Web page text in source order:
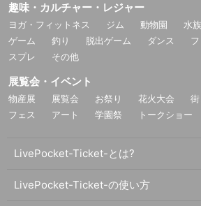
趣味・カルチャー・レジャー
ヨガ・フィットネス ジム 動物園 水
ゲーム
釣り 脱出ゲーム ダンス
スプレ
その他
展覧会・イベント
物産展 展覧会 お祭り 花火大会
フェス
アート 学園祭 トークショー
LivePocket-Ticket-とは?
LivePocket-Ticket-の使い方